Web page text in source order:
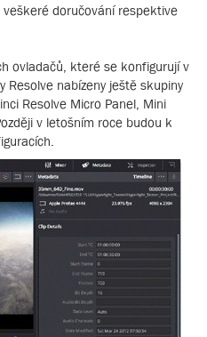
doručování respektive
ovladačů, které se konfigurují v
Resolve nabízeny ještě skupiny
Resolve Micro Panel, Mini
v letošním roce budou k